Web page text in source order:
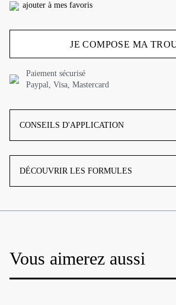
ajouter à mes favoris
JE COMPOSE MA
Paiement sécurisé
Paypal, Visa, Mastercard
CONSEILS D'APPLICATION
DÉCOUVRIR LES FORMULES
Vous aimerez aussi